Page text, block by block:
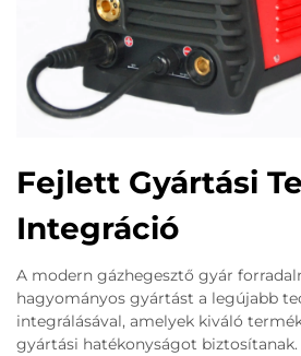
Fejlett Gyártási
Integráció
A modern gázhegesztő gyár
hagyományos gyártást a legújabb
integrálásával, amelyek kiváló
gyártási hatékonyságot biztosítanak.